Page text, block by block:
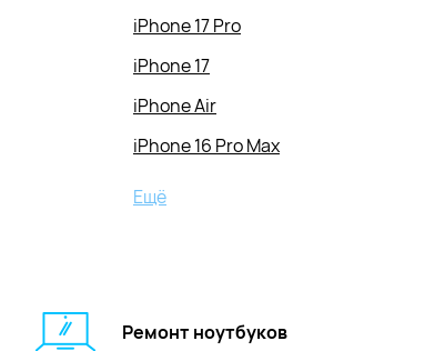
iPhone 17 Pro
iPhone 17
iPhone Air
iPhone 16 Pro Max
iPhone 16 Pro
iPhone 15 Pro Max
Ещё
Ремонт ноутбуков